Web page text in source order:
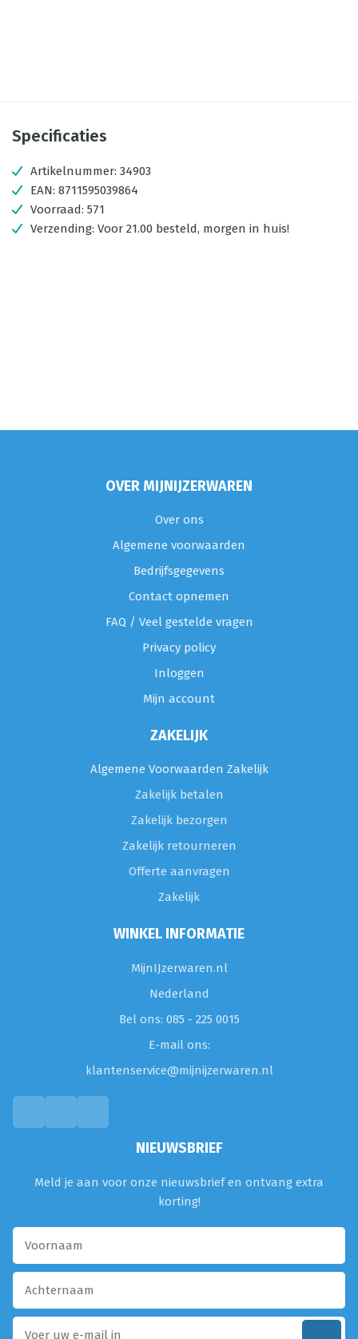
Specificaties
Artikelnummer: 34903
EAN: 8711595039864
Voorraad: 571
Verzending: Voor 21.00 besteld, morgen in huis!
OVER MIJNIJZERWAREN
Over ons
Algemene voorwaarden
Bedrijfsgegevens
Contact opnemen
FAQ / Veel gestelde vragen
Privacy policy
Inloggen
Mijn account
ZAKELIJK
Algemene Voorwaarden Zakelijk
Zakelijk betalen
Zakelijk bezorgen
Zakelijk retourneren
Offerte aanvragen
Zakelijk
WINKEL INFORMATIE
MijnIJzerwaren.nl
Nederland
Bel ons: 085 - 225 0015
E-mail ons:
klantenservice@mijnijzerwaren.nl
NIEUWSBRIEF
Meld je aan voor onze nieuwsbrief en ontvang extra
korting!